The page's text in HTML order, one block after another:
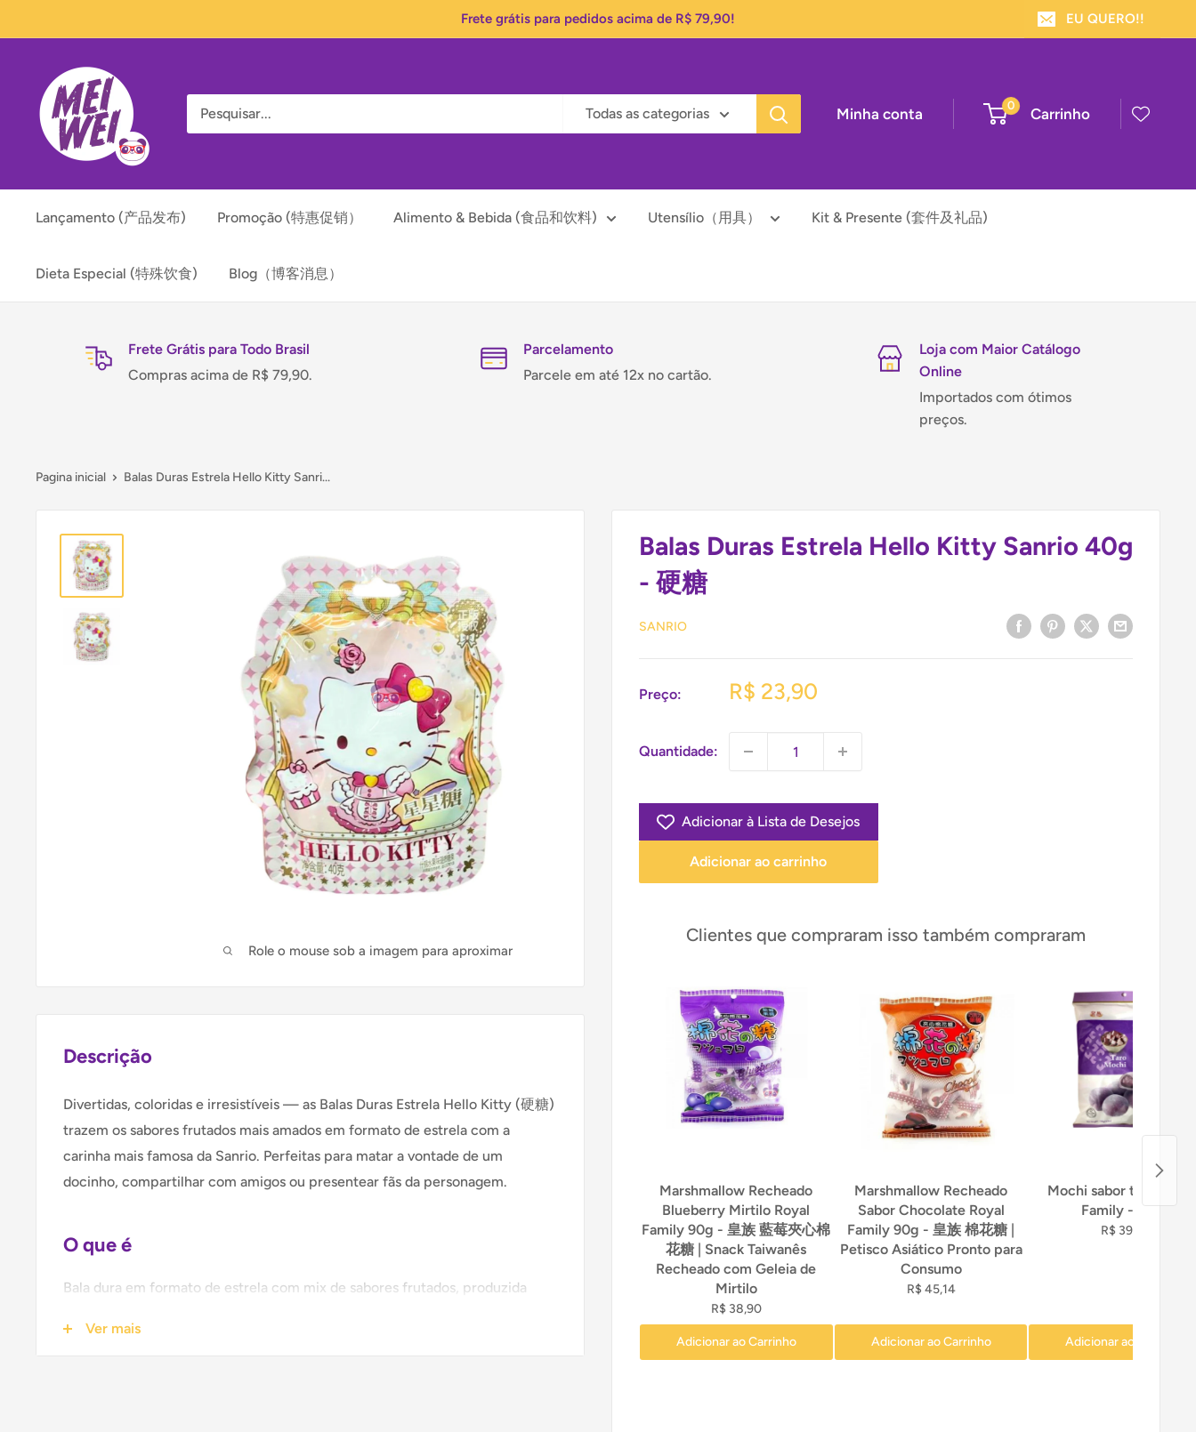
para
conteúdo
Frete grátis para pedidos acima de R$ 79,90! EU QUERO!!
Wei
Todas as categorias
Minha conta 0 Carrinho
Lançamento (产品发布) Promoção (特惠促销） Alimento & Bebida (食品和饮料) Utensílio（用具） Kit & Presente (套件及礼品)
Dieta Especial (特殊饮食) Blog（博客消息）
Frete Grátis para Todo Brasil
Compras acima de R$ 79,90.
Parcelamento
Parcele em até 12x no cartão.
Loja com Maior Catálogo
Online
Importados com ótimos
preços.
Pagina inicial Balas Duras Estrela Hello Kitty Sanri...
Role o mouse sob a imagem para aproximar
Balas Duras Estrela Hello Kitty Sanrio 40g
- 硬糖
SANRIO
Preço:
Preço
R$ 23,90
Quantidade:
Adicionar à Lista de Desejos
Adicionar ao carrinho
Clientes que compraram isso também compraram
Marshmallow Recheado
Blueberry Mirtilo Royal
Family 90g - 皇族 藍莓夾心棉
花糖 | Snack Taiwanês
Recheado com Geleia de
Mirtilo
R$ 38,90
Adicionar ao Carrinho
Marshmallow Recheado
Sabor Chocolate Royal
Family 90g - 皇族 棉花糖 |
Petisco Asiático Pronto para
Consumo
R$ 45,14
Adicionar ao Carrinho
Mochi sabor taro -
Family - 120g
R$ 39,90
Adicionar ao Carrinho
Descrição
Divertidas, coloridas e irresistíveis — as Balas Duras Estrela Hello Kitty (硬糖)
trazem os sabores frutados mais amados em formato de estrela com a
carinha mais famosa da Sanrio. Perfeitas para matar a vontade de um
docinho, compartilhar com amigos ou presentear fãs da personagem.
O que é
Bala dura em formato de estrela com mix de sabores frutados, produzida
ideal para consumo individual ou como mimo. Nome em chinês: 硬糖 (yìng
Ver mais